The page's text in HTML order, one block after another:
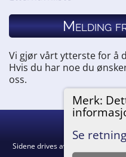
Merk:
Se
Melding
Vi gjør vårt ytterste for å
Hvis du har noe du
oss.
Sidene drives av
skrevet av